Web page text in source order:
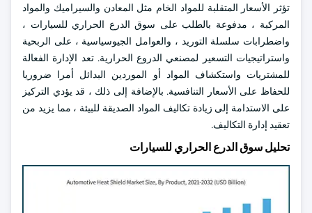
تؤثر الأسعار المتقلبة للمواد الخام مثل المعادن والسيراميك والمواد
المركبة ، مدفوعة بالطلب على سوق الدرع الحراري للسيارات ،
واضطرابات سلسلة التوريد ، والعوامل الجيوسياسية ، على الربحية
واستراتيجيات التسعير لمصنعي الدروع الحرارية. تعد الإدارة الفعالة
للمشتريات واستكشاف المواد أو الموردين البدائل أمرا ضروريا
للحفاظ على الأسعار التنافسية. بالإضافة إلى ذلك ، قد يؤدي التركيز
على الاستدامة إلى زيادة تكاليف المواد الصديقة للبيئة ، مما يزيد من
تعقيد إدارة التكاليف.
تحليل سوق الدرع الحراري للسيارات